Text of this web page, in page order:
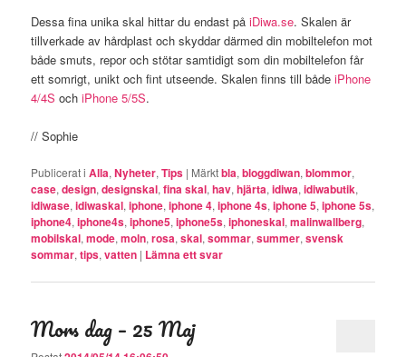
Dessa fina unika skal hittar du endast påiDiwa.se. Skalen är
tillverkade av hårdplast och skyddar därmed din mobiltelefon mot
både smuts, repor och stötar samtidigt som din mobiltelefon får
ett somrigt, unikt och fint utseende. Skalen finns till bådeiPhone
4/4S ochiPhone 5/5S.
// Sophie
Publicerat i Alla,Nyheter,Tips | Märktbla,bloggdiwan,blommor,
case,design,designskal,fina skal,hav,hjärta,idiwa,idiwabutik,
idiwase,idiwaskal,iphone,iphone 4,iphone 4s,iphone 5,iphone 5s,
iphone4,iphone4s,iphone5,iphone5s,iphoneskal,malinwallberg,
mobilskal,mode,moln,rosa,skal,sommar,summer,svensk
sommar,tips,vatten | Lämna ett svar
Mors dag – 25 Maj